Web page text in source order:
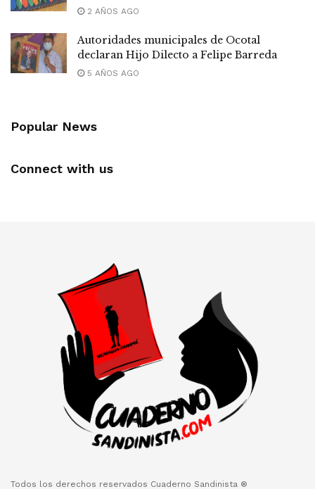
2 AÑOS AGO
Autoridades municipales de Ocotal
declaran Hijo Dilecto a Felipe Barreda
5 AÑOS AGO
Popular News
Connect with us
Todos los derechos reservados Cuaderno Sandinista ®